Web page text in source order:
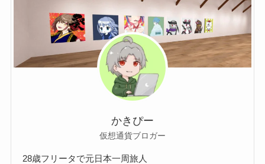
かきぴー
仮想通貨ブロガー
28歳フリータで元日本一周旅人